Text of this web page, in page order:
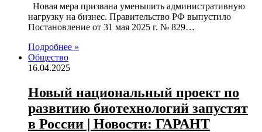
Новая мера призвана уменьшить административную
нагрузку на бизнес. Правительство РФ выпустило
Постановление от 31 мая 2025 г. № 829…
Подробнее »
Общество
16.04.2025
Новый национальный проект по
развитию биотехнологий запустят
в России | Новости: ГАРАНТ